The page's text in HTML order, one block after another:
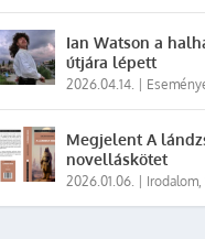
Ian Watson a
útjára lépett
2026.04.14.
Megjelent A
novelláskötet
2026.01.06. Irodalom,